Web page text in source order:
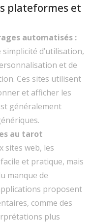
plateformes et
automatisés :
d’utilisation,
et de
Ces sites utilisent
et afficher les
généralement
au tarot
sites web, les
et pratique, mais
manque de
proposent
comme des
plus